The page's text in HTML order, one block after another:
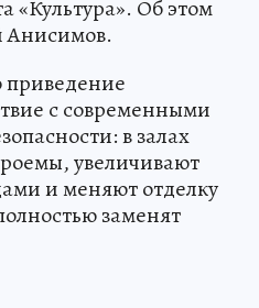
«Культура». Об этом
приведение
с современными
в залах
увеличивают
и меняют отделку
заменят